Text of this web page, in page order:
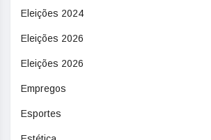
Eleições 2024
Eleições 2026
Eleições 2026
Empregos
Esportes